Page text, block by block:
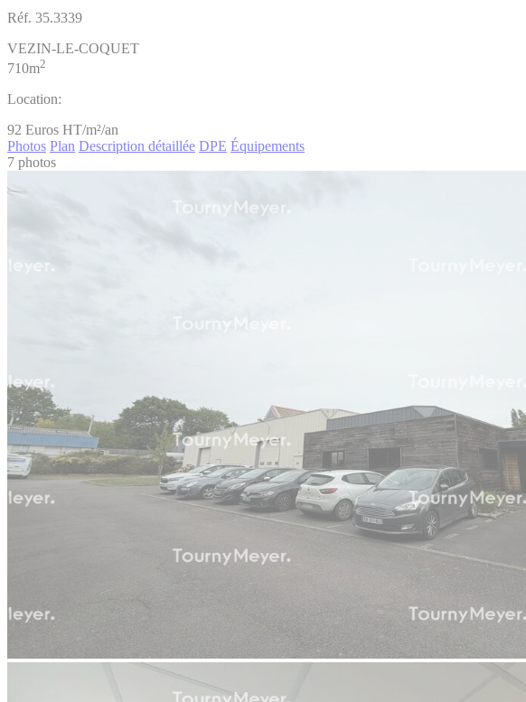
Réf. 35.3339
VEZIN-LE-COQUET
710m2
Location:
92 Euros HT/m²/an
Photos Plan Description détaillée DPE Équipements
7 photos